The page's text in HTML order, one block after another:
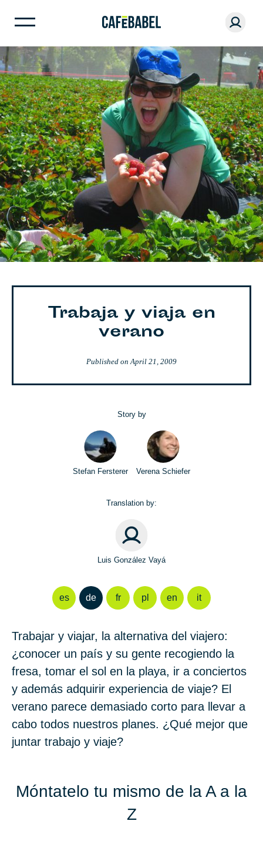
Trabaja y viaja en
verano
Published on April 21, 2009
Story by
Stefan Fersterer Verena Schiefer
Translation by:
Luis González Vayá
es de fr pl en it
Trabajar y viajar, la alternativa del viajero:
¿conocer un país y su gente recogiendo la
fresa, tomar el sol en la playa, ir a conciertos
y además adquirir experiencia de viaje? El
verano parece demasiado corto para llevar a
cabo todos nuestros planes. ¿Qué mejor que
juntar trabajo y viaje?
Móntatelo tu mismo de la A a la
Z